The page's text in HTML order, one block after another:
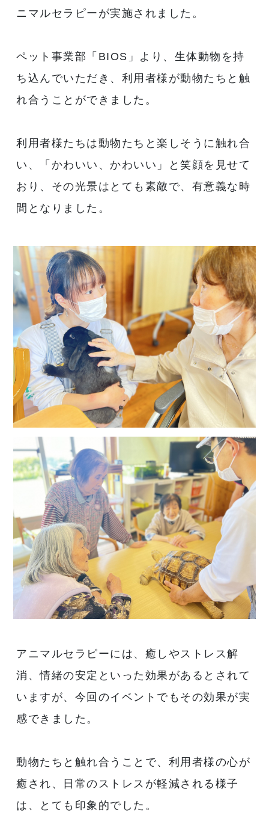
ニマルセラピーが実施されました。
ペット事業部「BIOS」より、生体動物を持
ち込んでいただき、利用者様が動物たちと触
れ合うことができました。
利用者様たちは動物たちと楽しそうに触れ合
い、「かわいい、かわいい」と笑顔を見せて
おり、その光景はとても素敵で、有意義な時
間となりました。
アニマルセラピーには、癒しやストレス解
消、情緒の安定といった効果があるとされて
いますが、今回のイベントでもその効果が実
感できました。
動物たちと触れ合うことで、利用者様の心が
癒され、日常のストレスが軽減される様子
は、とても印象的でした。